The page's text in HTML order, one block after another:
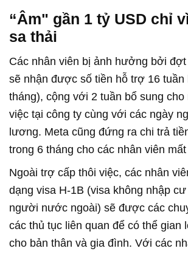
“Âm" gần 1 tỷ USD chỉ
sa thải
Các nhân viên bị ảnh hưởng bởi
sẽ nhận được số tiền hỗ trợ 16
tháng), cộng với 2 tuần bổ sung cho
việc tại công ty cùng với các ngày
lương. Meta cũng đứng ra chi trả
trong 6 tháng cho các nhân viên
Ngoài trợ cấp thôi việc, các nhân
dạng visa H-1B (visa không nhập
người nước ngoài) sẽ được các
các thủ tục liên quan để có thể gian
cho bản thân và gia đình. Với các